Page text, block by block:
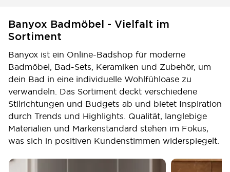
Banyox Badmöbel - Vielfalt im
Sortiment
Banyox ist ein Online-Badshop für moderne
Badmöbel, Bad-Sets, Keramiken und Zubehör, um
dein Bad in eine individuelle Wohlfühloase zu
verwandeln. Das Sortiment deckt verschiedene
Stilrichtungen und Budgets ab und bietet Inspiration
durch Trends und Highlights. Qualität, langlebige
Materialien und Markenstandard stehen im Fokus,
was sich in positiven Kundenstimmen widerspiegelt.